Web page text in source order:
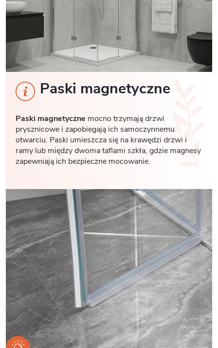
Paski magnetyczne
Paski magnetyczne mocno trzymają drzwi
prysznicowe i zapobiegają ich samoczynnemu
otwarciu. Paski umieszcza się na krawędzi drzwi i
ramy lub między dwoma taflami szkła, gdzie magnesy
zapewniają ich bezpieczne mocowanie.